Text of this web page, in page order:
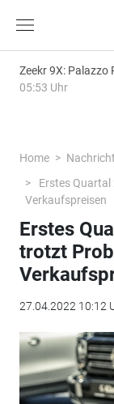
Zeekr 9X: Palazzo
05:53 Uhr
Home
Erstes
Verkaufspreisen
Erstes
trotzt
27.04.2022 10:12